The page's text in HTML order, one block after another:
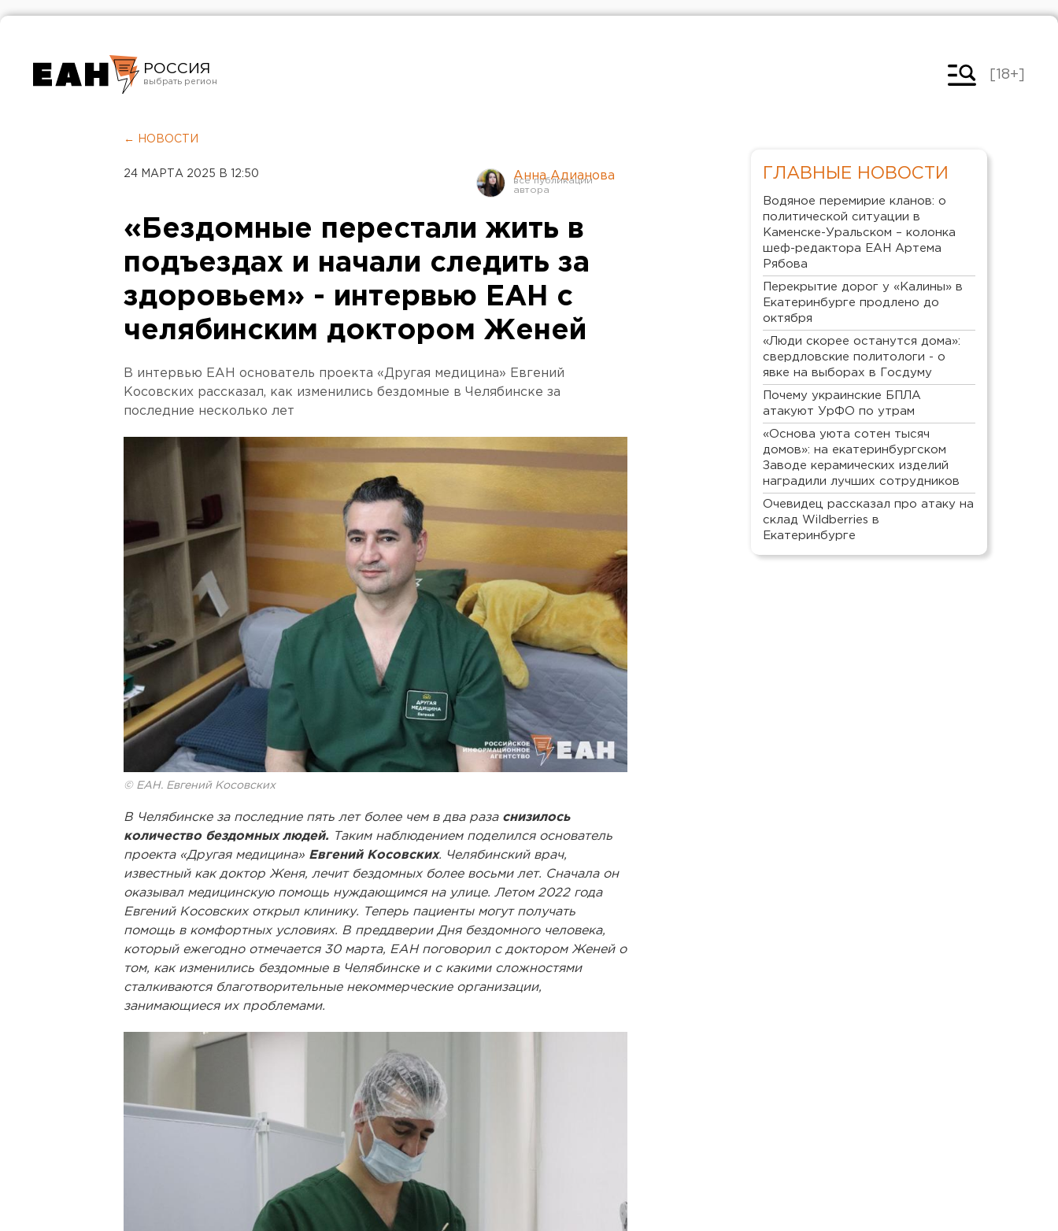
РОССИЯ
Челябинск
[18+]
← НОВОСТИ
24 МАРТА 2025 В 12:50 Анна Адианова
«Бездомные перестали жить в
подъездах и начали следить за
здоровьем» - интервью ЕАН с
челябинским доктором Женей
В интервью ЕАН основатель проекта «Другая медицина» Евгений
Косовских рассказал, как изменились бездомные в Челябинске за
последние несколько лет
© ЕАН. Евгений Косовских
В Челябинске за последние пять лет более чем в два раза снизилось
количество бездомных людей.
Таким наблюдением поделился основатель
проекта «Другая медицина» Евгений Косовских. Челябинский врач,
известный как доктор Женя, лечит бездомных более восьми лет. Сначала он
оказывал медицинскую помощь нуждающимся на улице. Летом 2022 года
Евгений Косовских открыл клинику. Теперь пациенты могут получать
помощь в комфортных условиях. В преддверии Дня бездомного человека,
который ежегодно отмечается 30 марта, ЕАН поговорил с доктором Женей о
том, как изменились бездомные в Челябинске и с какими сложностями
сталкиваются благотворительные некоммерческие организации,
занимающиеся их проблемами.
ГЛАВНЫЕ НОВОСТИ
Водяное перемирие кланов: о
политической ситуации в
Каменске-Уральском – колонка
шеф-редактора ЕАН Артема
Рябова
Перекрытие дорог у «Калины» в
Екатеринбурге продлено до
октября
«Люди скорее останутся дома»:
свердловские политологи - о
явке на выборах в Госдуму
Почему украинские БПЛА
атакуют УрФО по утрам
«Основа уюта сотен тысяч
домов»: на екатеринбургском
Заводе керамических изделий
наградили лучших сотрудников
Очевидец рассказал про атаку на
склад Wildberries в
Екатеринбурге